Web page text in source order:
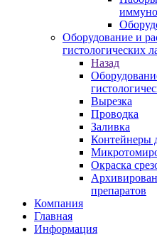
Оборудование и
гистологических
Назад
Вырезка
Проводка
Заливка
Контейнеры
Окраска
препаратов
Компания
Главная
Информация